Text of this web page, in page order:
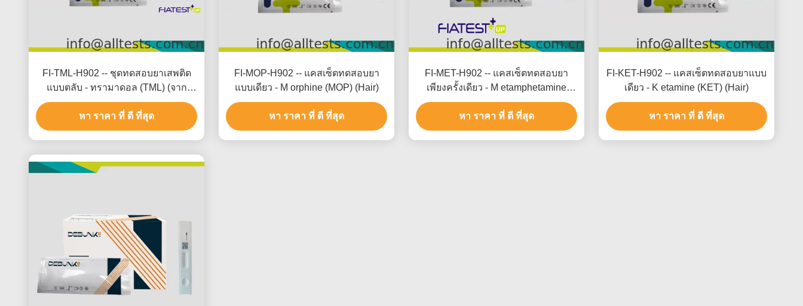
FI-TML-H902 -- ชุดทดสอบยาเสพติด
แบบตลับ - ทรามาดอล (TML) (จาก
เส้นผม)
หา ราคา ที่ ดี ที่สุด
FI-MOP-H902 -- แคสเซ็ตทดสอบยา
แบบเดียว - M orphine (MOP) (Hair)
หา ราคา ที่ ดี ที่สุด
FI-MET-H902 -- แคสเซ็ตทดสอบยา
เพียงครั้งเดียว - M etamphetamine
(MET)
หา ราคา ที่ ดี ที่สุด
FI-KET-H902 -- แคสเซ็ตทดสอบยาแบบ
เดียว - K etamine (KET) (Hair)
หา ราคา ที่ ดี ที่สุด